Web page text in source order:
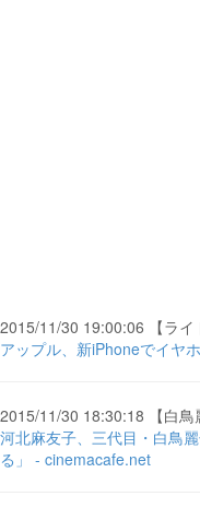
2015/11/30 19:00:06 【ライ
アップル、新iPhoneでイヤ
2015/11/30 18:30:18 【白鳥
河北麻友子、三代目・白鳥
る」 - cinemacafe.net